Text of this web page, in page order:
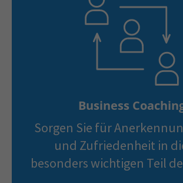
Business
Sorgen Sie für
und Zufriedenheit in
besonders wichtigen Teil